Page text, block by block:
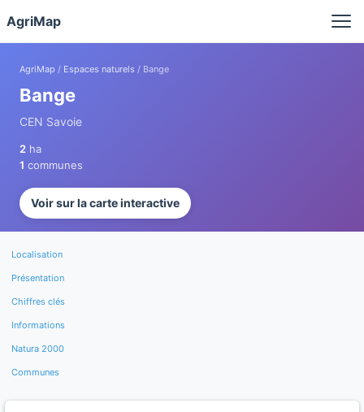
AgriMap
AgriMap / Espaces naturels / Bange
Bange
CEN Savoie
2 ha
1 communes
Voir sur la carte interactive
Localisation
Présentation
Chiffres clés
Informations
Natura 2000
Communes